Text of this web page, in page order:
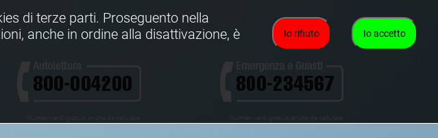
Numeri verdi gratuiti anche da cellulare
Io accetto
Io rifiuto
di terze parti. Proseguento nella
anche in ordine alla disattivazione, è